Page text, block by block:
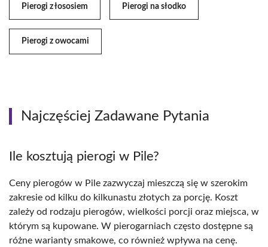
Pierogi z łososiem Pierogi na słodko
Pierogi z owocami
Najczęściej Zadawane Pytania
Ile kosztują pierogi w Pile?
Ceny pierogów w Pile zazwyczaj mieszczą się w szerokim
zakresie od kilku do kilkunastu złotych za porcję. Koszt
zależy od rodzaju pierogów, wielkości porcji oraz miejsca, w
którym są kupowane. W pierogarniach często dostępne są
różne warianty smakowe, co również wpływa na cenę.